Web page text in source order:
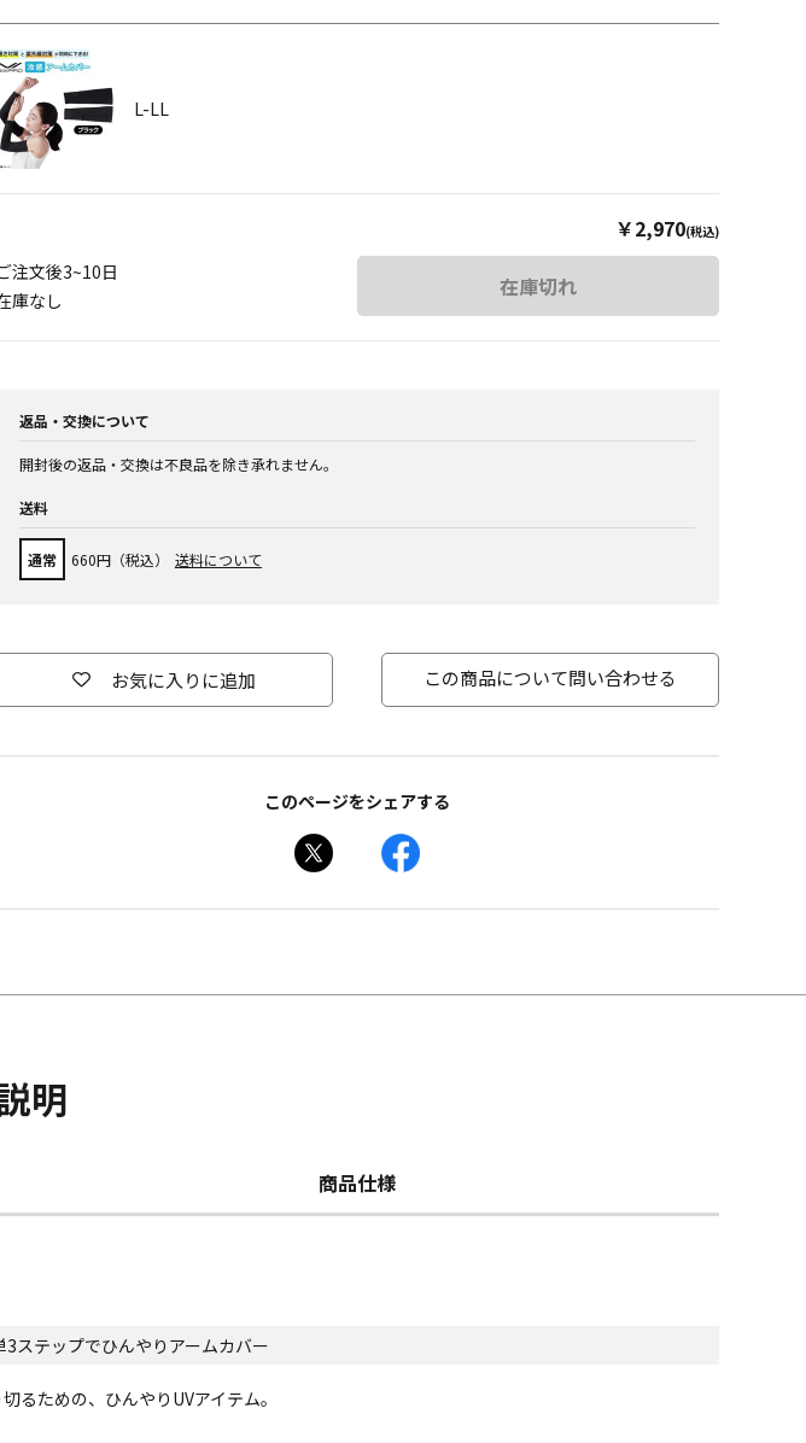
L-LL
￥2,970(税込)
注文後3~10日
庫なし
在庫切れ
返品・交換について
開封後の返品・交換は不良品を除き承れません。
送料
通常 660円（税込） 送料について
お気に入りに追加 この商品について問い合わせる
このページをシェアする
明
商品仕様
ステップでひんやりアームカバー
るための、ひんやりUVアイテム。